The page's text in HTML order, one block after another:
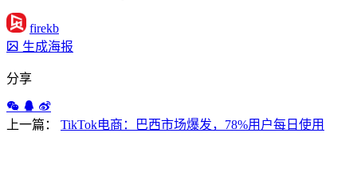
firekb
生成海报
分享
上一篇： TikTok电商：巴西市场爆发，78%用户每日使用